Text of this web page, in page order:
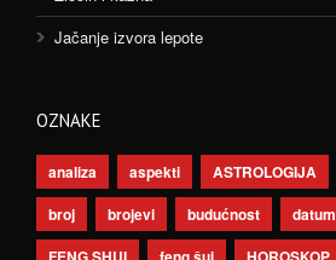
Jačanje izvora lepote
OZNAKE
analiza aspekti ASTROLOGIJA
broj
brojevi budućnost datum